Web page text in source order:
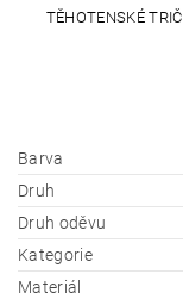
TĚHOTENSKÉ
Barva
Druh
Druh oděvu
Kategorie
Materiál